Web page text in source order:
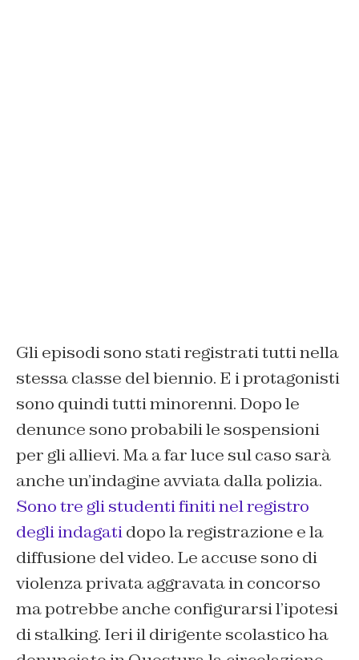
Gli episodi sono stati registrati tutti nella
stessa classe del biennio. E i protagonisti
sono quindi tutti minorenni. Dopo le
denunce sono probabili le sospensioni
per gli allievi. Ma a far luce sul caso sarà
anche un’indagine avviata dalla polizia.
Sono tre gli studenti finiti nel registro
degli indagatidopo la registrazione e la
diffusione del video. Le accuse sono di
violenza privata aggravata in concorso
ma potrebbe anche configurarsi l’ipotesi
di stalking. Ieri il dirigente scolastico ha